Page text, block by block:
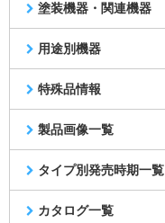
塗装機器・関連機器
用途別機器
特殊品情報
製品画像一覧
タイプ別発売時期一覧
カタログ一覧